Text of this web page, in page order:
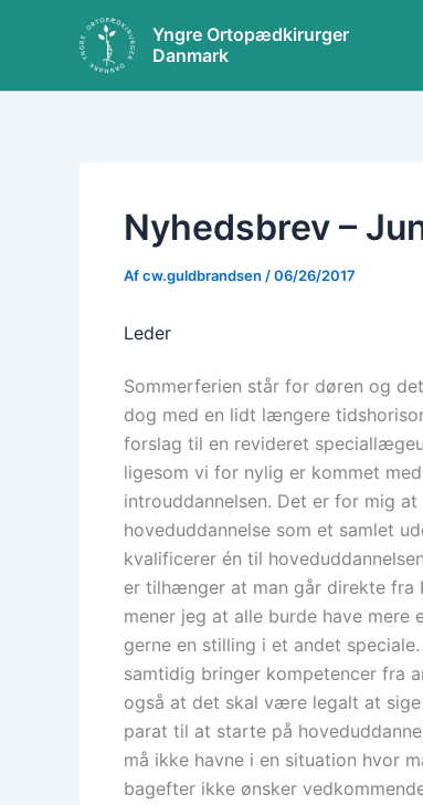
Yngre Ortopædkirurger
Danmark
Nyhedsbrev –
Afcw.guldbrandsen /06/26/2017
Leder
Sommerferien står for døren og
dog med en lidt længere
forslag til en revideret
ligesom vi for nylig er kommet
introuddannelsen. Det er for mig
hoveduddannelse som et samlet
kvalificerer én til
er tilhænger at man går direkte fra
mener jeg at alle burde have
gerne en stilling i et andet
samtidig bringer kompetencer fra
også at det skal være legalt at
parat til at starte på
må ikke havne i en situation hvor
bagefter ikke ønsker